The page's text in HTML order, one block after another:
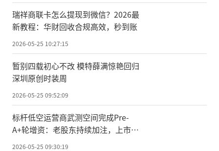
瑞祥商联卡怎么提现到微信？2026最
新教程：华财回收合规高效，秒到账
2026-05-25 10:27:15
暂别四载初心不改 模特薛满惊艳回归
深圳原创时装周
2026-05-25 09:52:09
标杆低空运营商武测空间完成Pre-
A+轮增资：老股东持续加注，上市产
业资本全新入局
2026-05-25 09:30:19